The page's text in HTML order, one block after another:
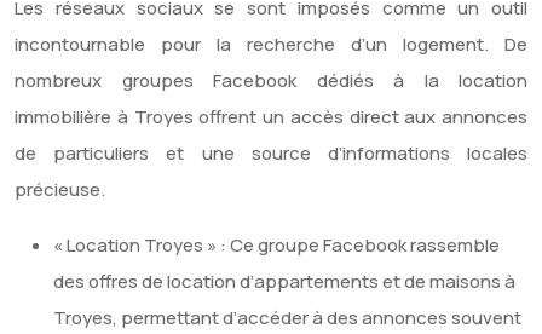
Les réseaux sociaux se sont imposés comme un outil
incontournable pour la recherche d’un logement. De
nombreux groupes Facebook dédiés à la location
immobilière à Troyes offrent un accès direct aux annonces
de particuliers et une source d’informations locales
précieuse.
« Location Troyes » : Ce groupe Facebook rassemble
des offres de location d’appartements et de maisons à
Troyes, permettant d’accéder à des annonces souvent